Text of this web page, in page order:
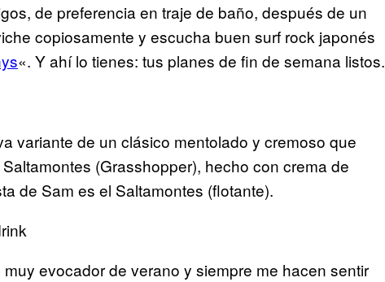
de preferencia en traje de baño, después de un
copiosamente y escucha buen surf rock japonés
«. Y ahí lo tienes: tus planes de fin de semana listos.
variante de un clásico mentolado y cremoso que
(Grasshopper), hecho con crema de
de Sam es el Saltamontes (flotante).
evocador de verano y siempre me hacen sentir